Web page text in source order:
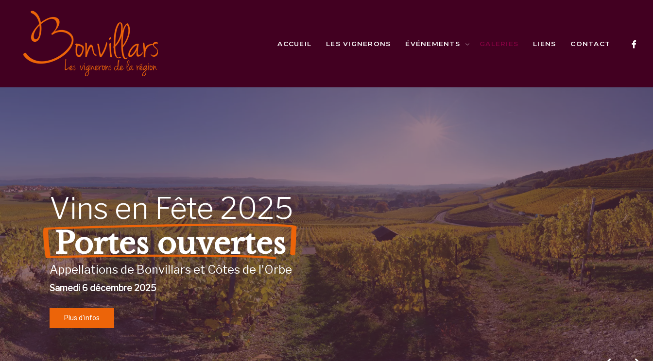
ACCUEIL LES VIGNERONS ÉVÉNEMENTS GALERIES LIENS CONTACT
VinsenFête2025
Portes ouvertes
Appellations de Bonvillars et Côtes de l'Orbe
Samedi 6 décembre 2025
Plus d'infos
Vins en Fête 2025
Balade gourmande
Inscription
Conditions générales
Vins en Fête 2023